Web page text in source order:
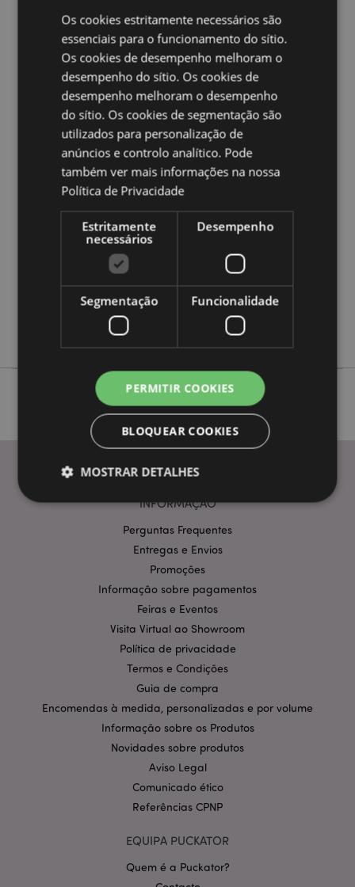
qualquer superfície, uma vez que os óleos do
ambientador podem causar manchas ou danos.
Ampliar informação:
Quer saber mais acerca de comprar na Puckator?
a nossa Guia de informação para o cliente.
Caracteristicas do Produto
Informação
Altura 10cm Largura 5cm Profundidade 0.1cm
240
0.014000
Não
Não
Foodiemals
INFORMAÇÃO
Perguntas Frequentes
Entregas e Envios
Promoções
Informação sobre pagamentos
Feiras e Eventos
Visita Virtual ao Showroom
Política de privacidade
Termos e Condições
Guia de compra
Encomendas à medida, personalizadas e por volume
Informação sobre os Produtos
Novidades sobre produtos
Aviso Legal
Comunicado ético
Referências CPNP
EQUIPA PUCKATOR
Quem é a Puckator?
Os cookies estritamente necessários são
essenciais para o funcionamento do sítio.
Os cookies de desempenho melhoram o
desempenho do sítio. Os cookies de
desempenho melhoram o desempenho
do sítio. Os cookies de segmentação são
utilizados para personalização de
anúncios e controlo analítico. Pode
também ver mais informações na nossa
Política de Privacidade
Estritamente
necessários
Desempenho
Segmentação Funcionalidade
PERMITIR COOKIES
BLOQUEAR COOKIES
MOSTRAR DETALHES
Estritamente necessários
Desempenho
Segmentação
Funcionalidade
Os cookies estritamente necessários permitem
funcionalidades centrais do website, tais como login
de utilizador e gestão de conta. O sítio web não
pode ser utilizado correctamente sem os cookies
estritamente necessários.
CookieScriptConsent
.puckator.pt
mage-cache-storage-section-
Política de Privacidade da